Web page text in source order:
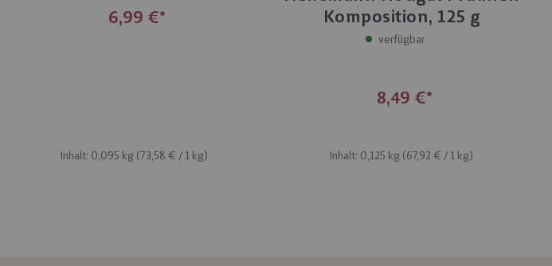
6,99 €
Inhalt: 0,095 kg (73,58 € / 1 kg)
Komposition, 125 g
verfügbar
8,49 €
Inhalt: 0,125 kg (67,92 € / 1 kg)